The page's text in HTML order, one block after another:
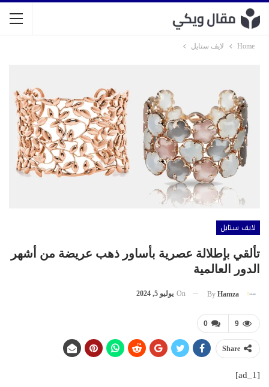
Home لايف ستايل
لايف ستايل
تألقي بإطلالة عصرية بأساور ذهب عريضة من أشهر
الدور العالمية
By Hamza
On يوليو 5, 2024
0 9
Share
[ad_1]